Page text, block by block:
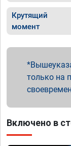
Крутящий
момент
только на
Включено в